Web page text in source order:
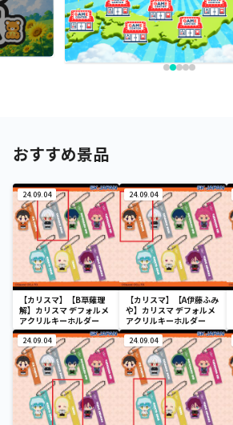
おすすめ景品
24.09.04
【カリスマ】【B草薙理
解】カリスマ デフォルメ
アクリルキーホルダー
24.09.04
【カリスマ】【A伊藤ふみ
や】カリスマ デフォルメ
アクリルキーホルダー
24.09.04 24.09.04